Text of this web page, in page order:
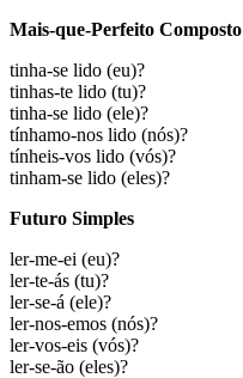
Mais-que-Perfeito Composto
tinha-se lido (eu)?
tinhas-te lido (tu)?
tinha-se lido (ele)?
tínhamo-nos lido (nós)?
tínheis-vos lido (vós)?
tinham-se lido (eles)?
Futuro Simples
ler-me-ei (eu)?
ler-te-ás (tu)?
ler-se-á (ele)?
ler-nos-emos (nós)?
ler-vos-eis (vós)?
ler-se-ão (eles)?